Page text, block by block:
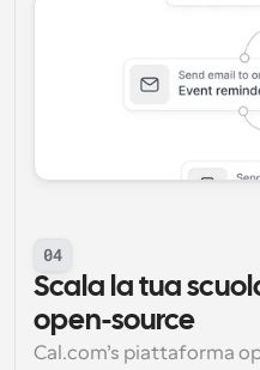
04
Scala la tua
open-source
Cal.com’s piattaforma